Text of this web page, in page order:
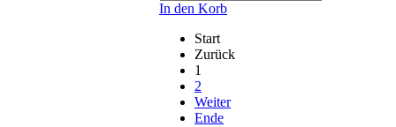
In den Korb
Start
Zurück
1
2
Weiter
Ende